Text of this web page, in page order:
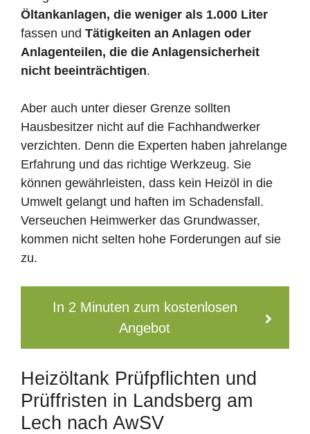
Öltankanlagen, die weniger als 1.000 Liter
fassen und Tätigkeiten an Anlagen oder
Anlagenteilen, die die Anlagensicherheit
nicht beeinträchtigen.
Aber auch unter dieser Grenze sollten
Hausbesitzer nicht auf die Fachhandwerker
verzichten. Denn die Experten haben jahrelange
Erfahrung und das richtige Werkzeug. Sie
können gewährleisten, dass kein Heizöl in die
Umwelt gelangt und haften im Schadensfall.
Verseuchen Heimwerker das Grundwasser,
kommen nicht selten hohe Forderungen auf sie
zu.
In 2 Minuten zum kostenlosen
Angebot
Heizöltank Prüfpflichten und
Prüffristen in Landsberg am
Lech nach AwSV